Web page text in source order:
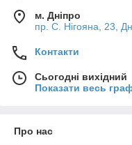
м. Дніпро
пр. С. Нігояна, 23,
Контакти
Сьогодні вихідний
Показати весь
Про нас